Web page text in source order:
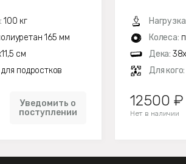
100 кг
165 мм
см
для подростков
Уведомить о
поступлении
Колеса:
Дека:
Для кого:
12500 ₽
Нет в наличии